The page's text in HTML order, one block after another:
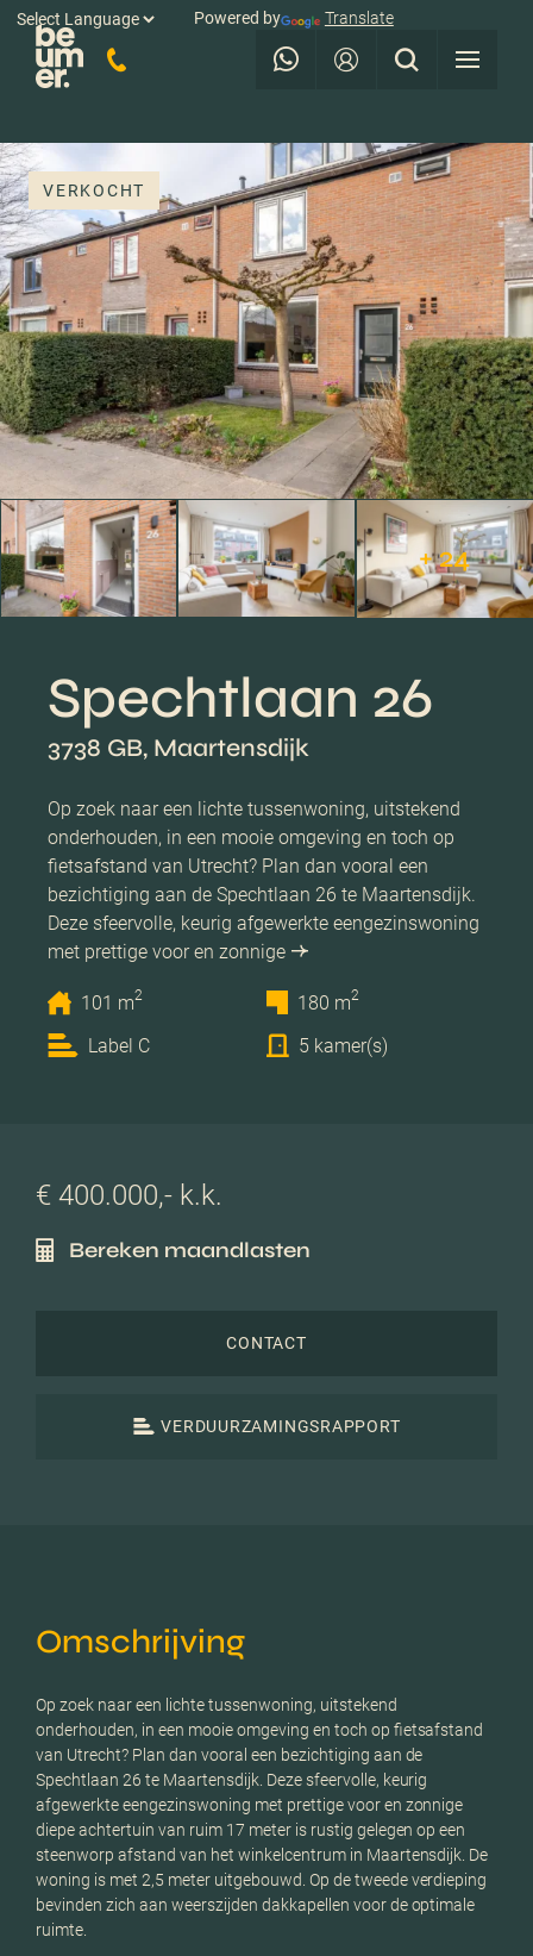
Powered by Translate
VERKOCHT
+ 24
Spechtlaan 26
3738 GB, Maartensdijk
Op zoek naar een lichte tussenwoning, uitstekend
onderhouden, in een mooie omgeving en toch op
fietsafstand van Utrecht? Plan dan vooral een
bezichtiging aan de Spechtlaan 26 te Maartensdijk.
Deze sfeervolle, keurig afgewerkte eengezinswoning
met prettige voor en zonnige
101 m2 180 m2
Label C 5 kamer(s)
€ 400.000,- k.k.
Bereken maandlasten
CONTACT
VERDUURZAMINGSRAPPORT
Omschrijving
Op zoek naar een lichte tussenwoning, uitstekend
onderhouden, in een mooie omgeving en toch op fietsafstand
van Utrecht? Plan dan vooral een bezichtiging aan de
Spechtlaan 26 te Maartensdijk. Deze sfeervolle, keurig
afgewerkte eengezinswoning met prettige voor en zonnige
diepe achtertuin van ruim 17 meter is rustig gelegen op een
steenworp afstand van het winkelcentrum in Maartensdijk. De
woning is met 2,5 meter uitgebouwd. Op de tweede verdieping
bevinden zich aan weerszijden dakkapellen voor de optimale
ruimte.